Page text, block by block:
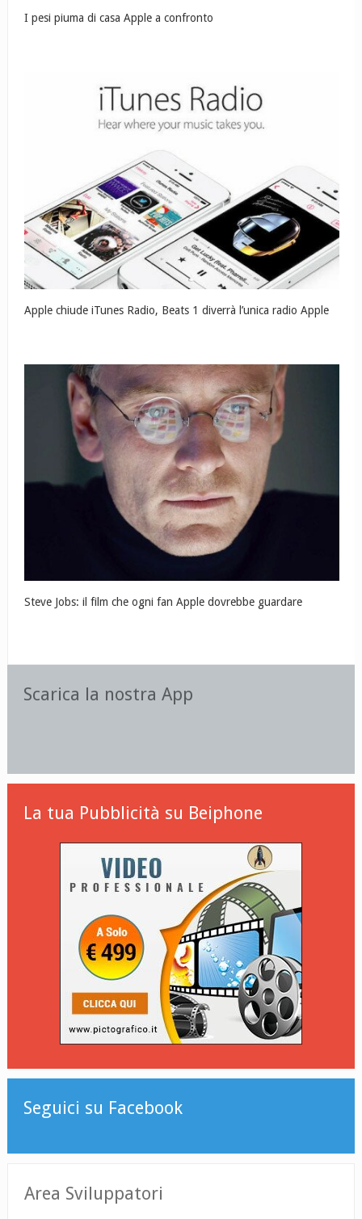
I pesi piuma di casa Apple a confronto
Apple chiude iTunes Radio, Beats 1 diverrà l’unica radio Apple
Steve Jobs: il film che ogni fan Apple dovrebbe guardare
Scarica la nostra App
La tua Pubblicità su Beiphone
Seguici su Facebook
Area Sviluppatori